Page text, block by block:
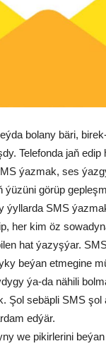
bo­la­ny bä­ri,
Te­le­fon­da jaň
ýaz­mak, ses
ýü­zü­ni gö­rüp
ýyl­lar­da SMS
her kim öz
hat ýa­zyş­ýar.
be­ýan et­me­gi­ne
ýa-da nä­hi­li
Şol se­bäp­li SMS şol
ed­ýär.
we pi­kir­le­ri­ni